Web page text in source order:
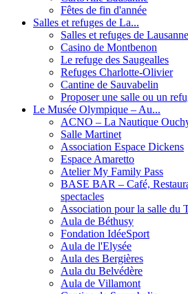
Fêtes de fin d'année
Salles et refuges de La...
Salles et refuges de Lausanne
Casino de Montbenon
Le refuge des Saugealles
Refuges Charlotte-Olivier
Cantine de Sauvabelin
Proposer une salle ou un
Le Musée Olympique – Au...
ACNO – La Nautique
Salle Martinet
Association Espace Dickens
Espace Amaretto
Atelier My Family Pass
BASE BAR – Café,
spectacles
Association pour la salle du
Aula de Béthusy
Fondation IdéeSport
Aula de l'Elysée
Aula des Bergières
Aula du Belvédère
Aula de Villamont